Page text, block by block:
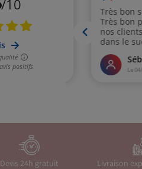
Devis 24h gratuit Livraison